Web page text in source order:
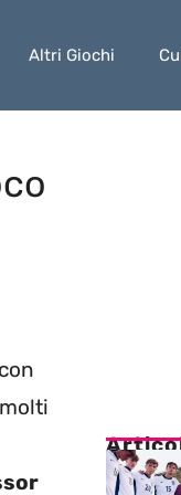
Altri Giochi